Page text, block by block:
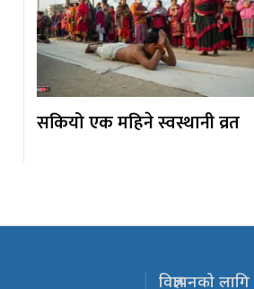
सकियो एक महिने स्वस्थानी व्रत
विज्ञापनको लागि